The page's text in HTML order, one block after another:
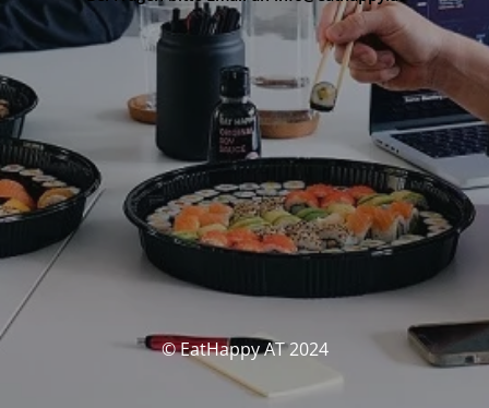
© EatHappy AT 2024